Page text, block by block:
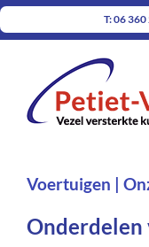
Ga
naar
T: 06
Voertuigen |
Onderdelen